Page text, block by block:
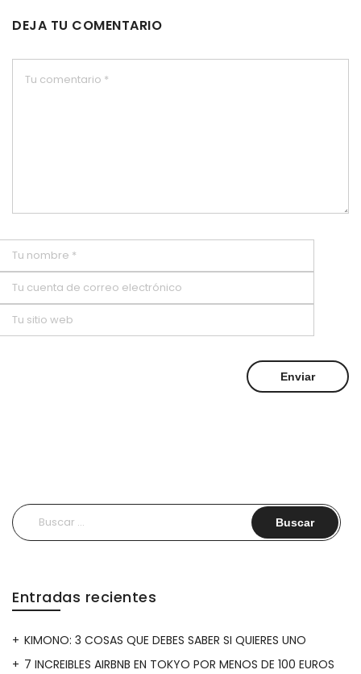
DEJA TU COMENTARIO
Buscar:
Entradas recientes
KIMONO: 3 COSAS QUE DEBES SABER SI QUIERES UNO
7 INCREIBLES AIRBNB EN TOKYO POR MENOS DE 100 EUROS